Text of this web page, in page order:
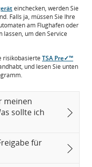
einchecken, werden Sie
Falls ja, müssen Sie Ihre
am Flughafen oder
lassen, um den Service
risikobasierte TSA Pre✓™
und lesen Sie unten
meinen
sollte ich
für